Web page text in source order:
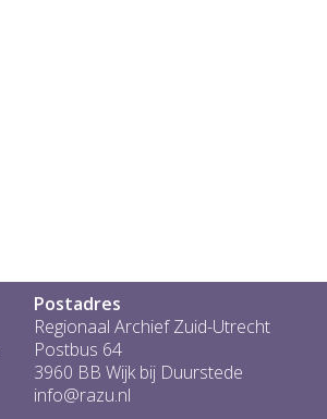
Postadres
Regionaal Archief Zuid-Utrecht
Postbus 64
3960 BB Wijk bij Duurstede
info@razu.nl